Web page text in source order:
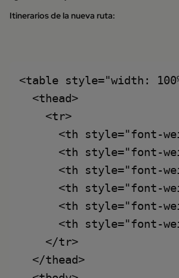
Itinerarios de la nueva ruta:
<table style="width:
  <thead>
    <tr>
<th style="font-
<th style="font-
<th style="font-
<th style="font-
<th style="font-
<th style="font-
    </tr>
  </thead>